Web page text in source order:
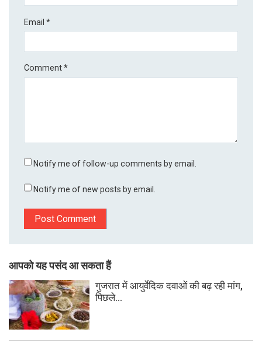
Email*
Comment*
Notify me of follow-up comments by email.
Notify me of new posts by email.
आपको यह पसंद आ सकता हैं
गुजरात में आयुर्वेदिक दवाओं की बढ़ रही मांग,
पिछले...